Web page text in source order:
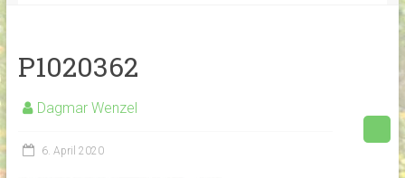
P1020362
Dagmar Wenzel
6. April 2020